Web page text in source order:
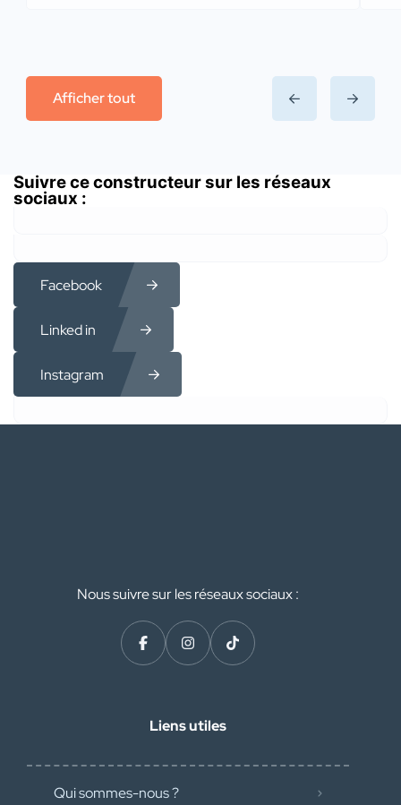
Afficher tout
Suivre ce constructeur sur les réseaux
sociaux :
Facebook
Linked in
Instagram
Nous suivre sur les réseaux sociaux :
Liens utiles
Qui sommes-nous ?